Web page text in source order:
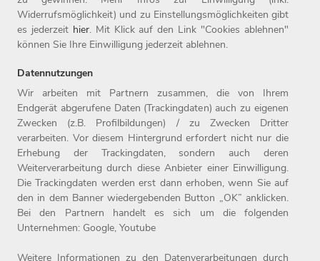
Job finden!
Home
Arbeitgeber
Benefits
Jobs
Initiativbewerbung
Kontakt
Compliance
Datenschutz
Impressum
Widerrufsmöglichkeit) und zu Einstellungsmöglichkeiten gibt
es jederzeit hier. Mit Klick auf den Link "Cookies ablehnen"
können Sie Ihre Einwilligung jederzeit ablehnen.
Datennutzungen
Wir arbeiten mit Partnern zusammen, die von Ihrem
Endgerät abgerufene Daten (Trackingdaten) auch zu eigenen
Zwecken (z.B. Profilbildungen) / zu Zwecken Dritter
verarbeiten. Vor diesem Hintergrund erfordert nicht nur die
Erhebung der Trackingdaten, sondern auch deren
Weiterverarbeitung durch diese Anbieter einer Einwilligung.
Die Trackingdaten werden erst dann erhoben, wenn Sie auf
den in dem Banner wiedergebenden Button „OK” anklicken.
Bei den Partnern handelt es sich um die folgenden
Unternehmen: Google, Youtube
Weitere Informationen zu den Datenverarbeitungen durch